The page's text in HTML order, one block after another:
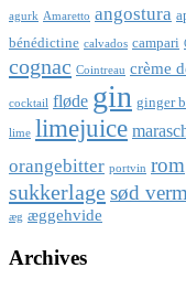
agurk Amaretto angostura
bénédictine calvados campari
cognac Cointreau crème
cocktail fløde gin ginger
lime limejuice
orangebitter portvin rom
sukkerlagesød
æg æggehvide
Archives